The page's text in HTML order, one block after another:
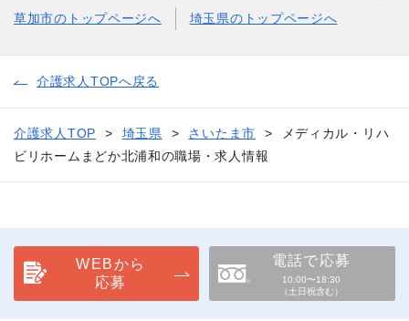
草加市のトップページへ 埼玉県のトップページへ
介護求人TOPへ戻る
介護求人TOP 埼玉県 さいたま市
メディカル・リハ
ビリホームまどか北浦和の職場・求人情報
WEBから
応募
電話で応募
10:00〜18:30
（土日祝含む）